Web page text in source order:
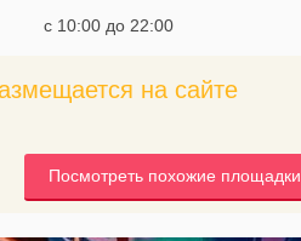
с 10:00 до 22:00
на сайте
Посмотреть похожие площадки